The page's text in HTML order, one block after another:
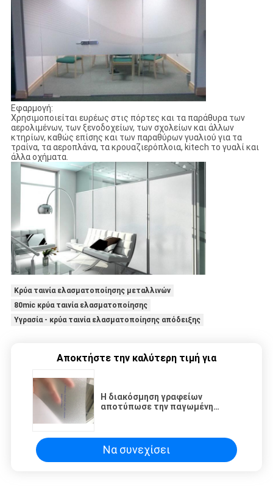
Εφαρμογή:
Χρησιμοποιείται ευρέως στις πόρτες και τα παράθυρα των
αερολιμένων, των ξενοδοχείων, των σχολείων και άλλων
κτηρίων, καθώς επίσης και των παραθύρων γυαλιού για τα
τραίνα, τα αεροπλάνα, τα κρουαζιερόπλοια, kitech το γυαλί και
άλλα οχήματα.
Κρύα ταινία ελασματοποίησης μεταλλινών
80mic κρύα ταινία ελασματοποίησης
Υγρασία - κρύα ταινία ελασματοποίησης απόδειξης
Αποκτήστε την καλύτερη τιμή για
Η διακόσμηση γραφείων
αποτύπωσε την παγωμένη
κόλλα σε ανάγλυφο
Να συνεχίσει